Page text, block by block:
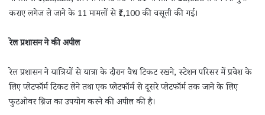
कराए लगेज ले जाने के 11 मामलों से ₹1,100 की वसूली की गई।
रेल प्रशासन ने की अपील
रेल प्रशासन ने यात्रियों से यात्रा के दौरान वैध टिकट रखने, स्टेशन परिसर में प्रवेश के
लिए प्लेटफॉर्म टिकट लेने तथा एक प्लेटफॉर्म से दूसरे प्लेटफॉर्म तक जाने के लिए
फुटओवर ब्रिज का उपयोग करने की अपील की है।